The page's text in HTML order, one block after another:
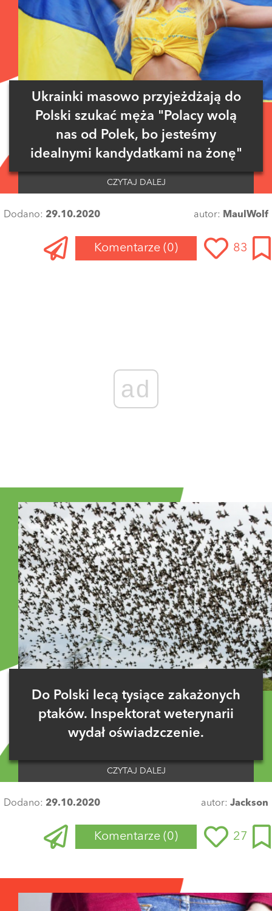
Ukrainki masowo przyjeżdżają do
Polski szukać męża "Polacy wolą
nas od Polek, bo jesteśmy
idealnymi kandydatkami na żonę"
CZYTAJ DALEJ
Dodano: 29.10.2020 autor: MaulWolf
Komentarze (0) 83
ad
Do Polski lecą tysiące zakażonych
ptaków. Inspektorat weterynarii
wydał oświadzczenie.
CZYTAJ DALEJ
Dodano: 29.10.2020 autor: Jackson
Komentarze (0) 27